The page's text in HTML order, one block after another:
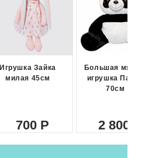
Игрушка Зайка
милая 45см
700
Большая
игрушка Панда
70см
2 800